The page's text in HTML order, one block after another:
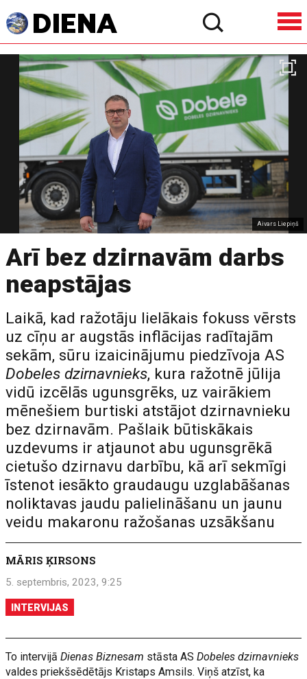
Aivars Liepiņš
Arī bez dzirnavām darbs
neapstājas
Laikā, kad ražotāju lielākais fokuss vērsts
uz cīņu ar augstās inflācijas radītajām
sekām, sūru izaicinājumu piedzīvoja AS
Dobeles dzirnavnieks, kura ražotnē jūlija
vidū izcēlās ugunsgrēks, uz vairākiem
mēnešiem burtiski atstājot dzirnavnieku
bez dzirnavām. Pašlaik būtiskākais
uzdevums ir atjaunot abu ugunsgrēkā
cietušo dzirnavu darbību, kā arī sekmīgi
īstenot iesākto graudaugu uzglabāšanas
noliktavas jaudu palielināšanu un jaunu
veidu makaronu ražošanas uzsākšanu
MĀRIS ĶIRSONS
5. septembris, 2023, 9:25
INTERVIJAS
To intervijāDienas Biznesam stāsta ASDobeles dzirnavnieks
valdes priekšsēdētājs Kristaps Amsils. Viņš atzīst, ka